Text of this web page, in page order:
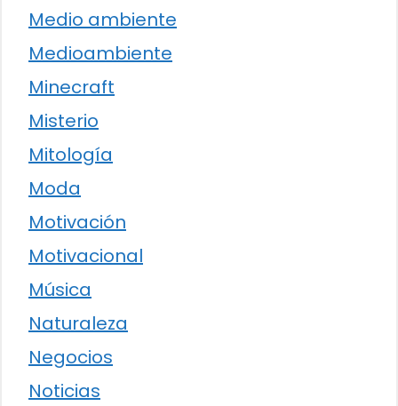
Medio ambiente
Medioambiente
Minecraft
Misterio
Mitología
Moda
Motivación
Motivacional
Música
Naturaleza
Negocios
Noticias